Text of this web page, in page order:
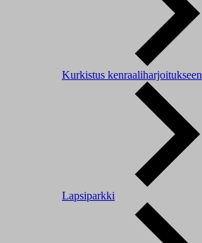
Kurkistus kenraaliharjoitukseen
Lapsiparkki